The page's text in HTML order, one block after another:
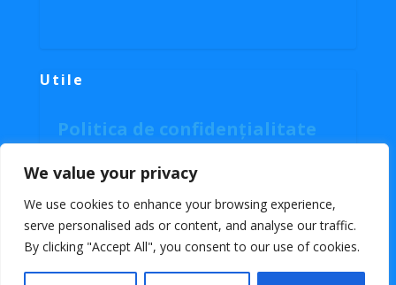
We value your privacy
We use cookies to enhance your browsing experience,
serve personalised ads or content, and analyse our traffic.
By clicking "Accept All", you consent to our use of cookies.
Utile
Politica de confidențialitate
Politica cookies
Facebook
RSS